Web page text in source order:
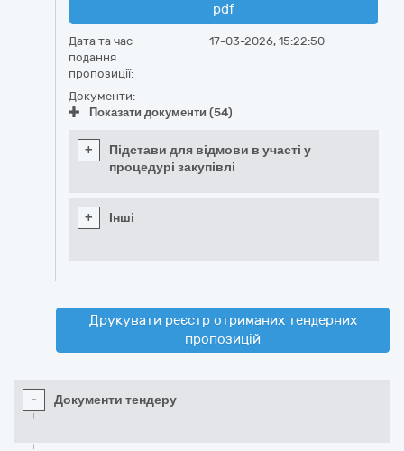
pdf
Дата та час
подання
пропозиції:
17-03-2026, 15:22:50
Документи:
Показати документи (54)
+
Підстави для відмови в участі у
процедурі закупівлі
+ Інші
Друкувати реєстр отриманих тендерних
пропозицій
- Документи тендеру